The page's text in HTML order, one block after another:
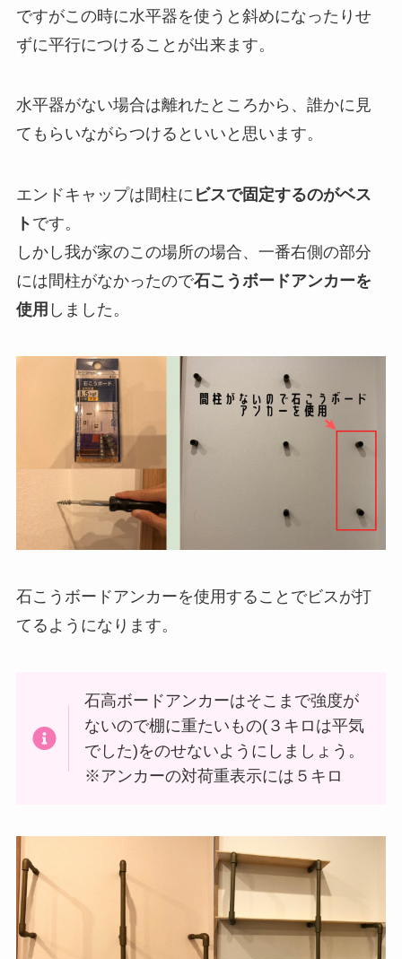
ですがこの時に水平器を使うと斜めになったりせ
ずに平行につけることが出来ます。
水平器がない場合は離れたところから、誰かに見
てもらいながらつけるといいと思います。
エンドキャップは間柱に ビスで固定するのがベス
ト です。
しかし我が家のこの場所の場合、一番右側の部分
には間柱がなかったので石こうボードアンカーを
使用 しました。
石こうボードアンカーを使用することでビスが打
てるようになります。
石高ボードアンカーはそこまで強度が
ないので棚に重たいもの(３キロは平気
でした)をのせないようにしましょう。
※アンカーの対荷重表示には５キロ